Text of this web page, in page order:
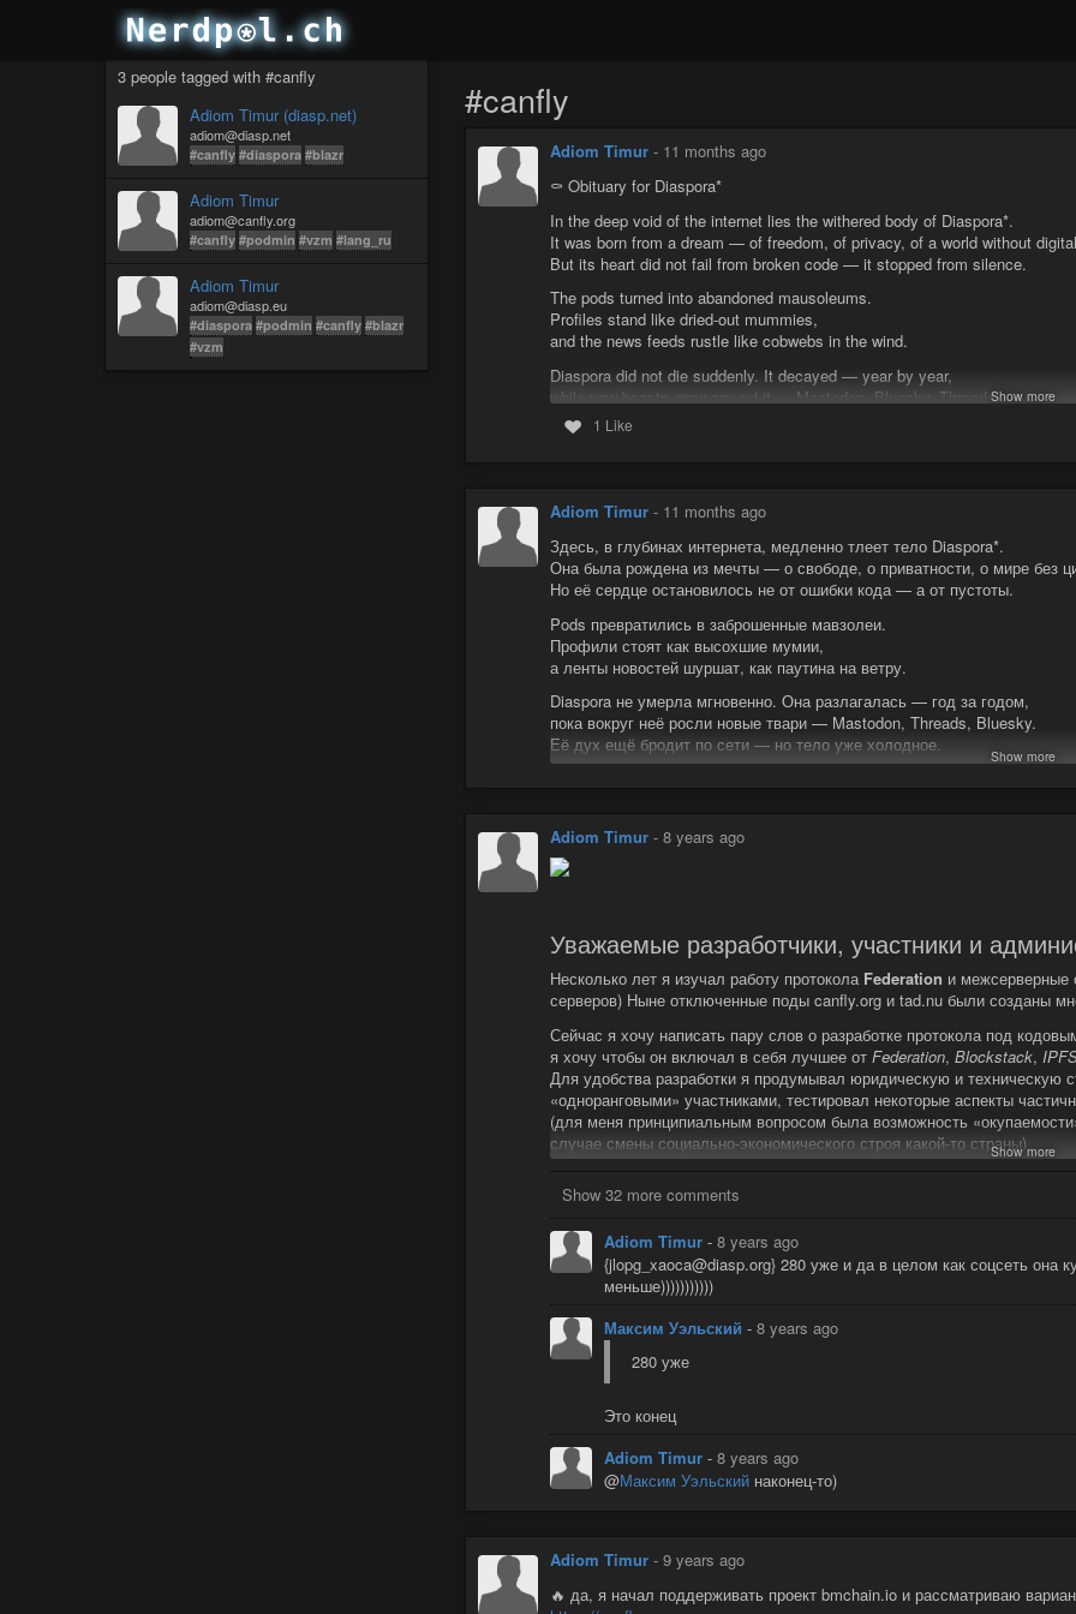
3 people tagged with #canfly
Adiom Timur (diasp.net)
adiom@diasp.net
#canfly #diaspora #blazr
Adiom Timur
adiom@canfly.org
#canfly #podmin #vzm #lang_ru
Adiom Timur
adiom@diasp.eu
#diaspora #podmin #canfly #blazr
#vzm
#canfly
Adiom Timur - 11 months ago
⚰️ Obituary for Diaspora*
In the deep void of the internet lies the withered body of Diaspora*.
It was born from a dream — of freedom, of privacy, of a world without
But its heart did not fail from broken code — it stopped from silence.
The pods turned into abandoned mausoleums.
Profiles stand like dried-out mummies,
and the news feeds rustle like cobwebs in the wind.
Diaspora did not die suddenly. It decayed — year by year,
while new beasts grew around it — Mastodon, Bluesky, Threads.
Its spirit still wanders through the network,
but its body is already cold.
Diaspora was the first — and it became a warning.
⚰️ Let its name be a symbol.
👁 Let its ghost remind us: decentralization without people is just an empty
🔥 And we — carry its fire forward.
Show more
1 Like
Adiom Timur - 11 months ago
Здесь, в глубинах интернета, медленно тлеет тело Diaspora*.
Она была рождена из мечты — о свободе, о приватности, о мире без
Но её сердце остановилось не от ошибки кода — а от пустоты.
Pods превратились в заброшенные мавзолеи.
Профили стоят как высохшие мумии,
а ленты новостей шуршат, как паутина на ветру.
Diaspora не умерла мгновенно. Она разлагалась — год за годом,
пока вокруг неё росли новые твари — Mastodon, Threads, Bluesky.
Её дух ещё бродит по сети — но тело уже холодное.
⚰️ Пусть её имя станет символом.
👁 Пусть её призрак напоминает: децентрализация без людей —
Show more
Adiom Timur - 8 years ago
Уважаемые разработчики, участники и
Несколько лет я изучал работу протокола Federation и межсерверные
серверов) Ныне отключенные поды canfly.org и tad.nu были созданы
Сейчас я хочу написать пару слов о разработке протокола под
я хочу чтобы он включал в себя лучшее от Federation, Blockstack,
Для удобства разработки я продумывал юридическую и техническую
«одноранговыми» участниками, тестировал некоторые аспекты
(для меня принципиальным вопросом была возможность
случае смены социально-экономического строя какой-то страны)
с вами:
поФреймворкам(например, понятно, что Ruby on Rails не так
имплементацию Amalgam я готов написать на go, node.js и,
поСерверам(нагрузка на БД из-за лайков необоснованно
Консенсусу
использовании блокчейна, однако опыт blockstack.org с их
упущен)
потенциальной нагрузки на сервер. этот вопрос можно изучить
По#Amalgam я собираю (фактически компилирую) сейчас
сотрудничеству, поэтому выкладываю этот пост, вместе с ссылкой на
давно ничего не обновлял, но этот вопрос скоро решится)
На данный момент, я хотел бы решить основные моменты, такие как
Show more
Show 32 more comments
Adiom Timur - 8 years ago
{jlopg_xaoca@diasp.org} 280 уже и да в целом как соцсеть она
меньше)))))))))))
Максим Уэльский - 8 years ago
280 уже
Это конец
Adiom Timur - 8 years ago
@Максим Уэльский наконец-то)
Adiom Timur - 9 years ago
🔥 да, я начал поддерживать проект bmchain.io и рассматриваю